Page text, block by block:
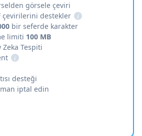
görsele çeviri
çevirilerini destekler
i
bir seferde karakter
limiti 100 MB
Zeka Tespiti
i
desteği
iptal edin